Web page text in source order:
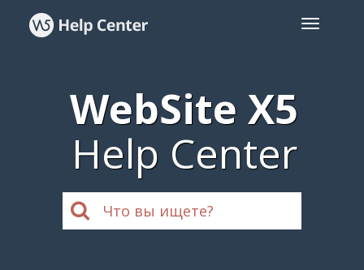
WebSite X5
Help Center